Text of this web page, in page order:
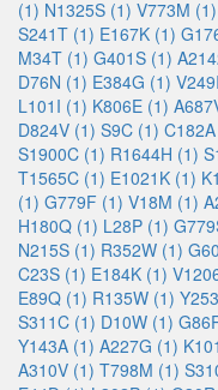
(1) N1325S (1) V773M (1)
S241T (1) E167K (1)
M34T (1) G401S (1)
D76N (1) E384G (1)
L101I (1) K806E (1)
D824V (1) S9C (1)
S1900C (1) R1644H (1)
T1565C (1) E1021K (1)
(1) G779F (1) V18M (1)
H180Q (1) L28P (1)
N215S (1) R352W (1)
C23S (1) E184K (1)
E89Q (1) R135W (1)
S311C (1) D10W (1)
Y143A (1) A227G (1)
A310V (1) T798M (1)